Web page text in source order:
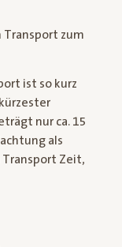
zum
ist so kurz
nur ca. 15
als
Transport Zeit,